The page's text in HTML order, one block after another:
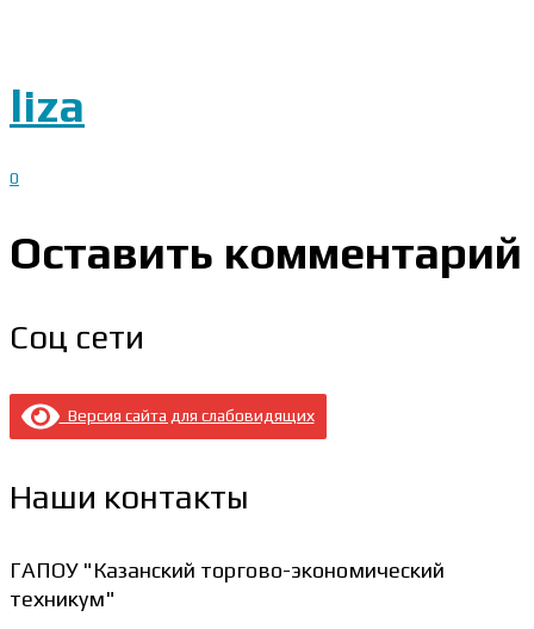
liza
0
Оставить комментарий
Соц сети
Версия сайта для слабовидящих
Наши контакты
ГАПОУ "Казанский торгово-экономический
техникум"